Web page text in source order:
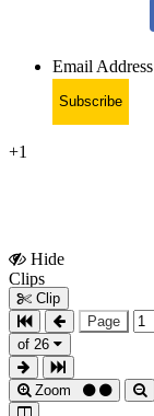
Email Address
Subscribe
+1
Hide
Clips
Clip
Page
of 26
Zoom